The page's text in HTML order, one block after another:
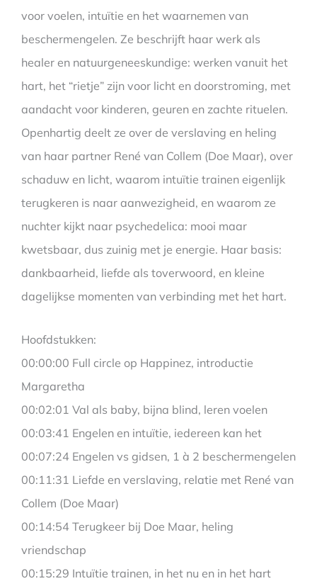
voor voelen, intuïtie en het waarnemen van
beschermengelen. Ze beschrijft haar werk als
healer en natuurgeneeskundige: werken vanuit het
hart, het “rietje” zijn voor licht en doorstroming, met
aandacht voor kinderen, geuren en zachte rituelen.
Openhartig deelt ze over de verslaving en heling
van haar partner René van Collem (Doe Maar), over
schaduw en licht, waarom intuïtie trainen eigenlijk
terugkeren is naar aanwezigheid, en waarom ze
nuchter kijkt naar psychedelica: mooi maar
kwetsbaar, dus zuinig met je energie. Haar basis:
dankbaarheid, liefde als toverwoord, en kleine
dagelijkse momenten van verbinding met het hart.
Hoofdstukken:
00:00:00 Full circle op Happinez, introductie
Margaretha
00:02:01 Val als baby, bijna blind, leren voelen
00:03:41 Engelen en intuïtie, iedereen kan het
00:07:24 Engelen vs gidsen, 1 à 2 beschermengelen
00:11:31 Liefde en verslaving, relatie met René van
Collem (Doe Maar)
00:14:54 Terugkeer bij Doe Maar, heling
vriendschap
00:15:29 Intuïtie trainen, in het nu en in het hart